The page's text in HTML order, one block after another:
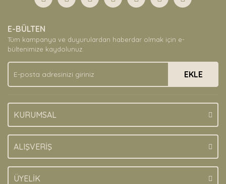
Yorum Yaz
Ürün açıklamasında eksik bilgiler bulunuyor.
Ürün bilgilerinde hatalar bulunuyor.
Ürün fiyatı diğer sitelerden daha pahalı.
Bu ürüne benzer farklı alternatifler olmalı.
E-BÜLTEN
Tüm kampanya ve duyurulardan haberdar olmak için e-
bültenimize kaydolunuz.
EKLE
KURUMSAL
ALIŞVERİŞ
ÜYELİK